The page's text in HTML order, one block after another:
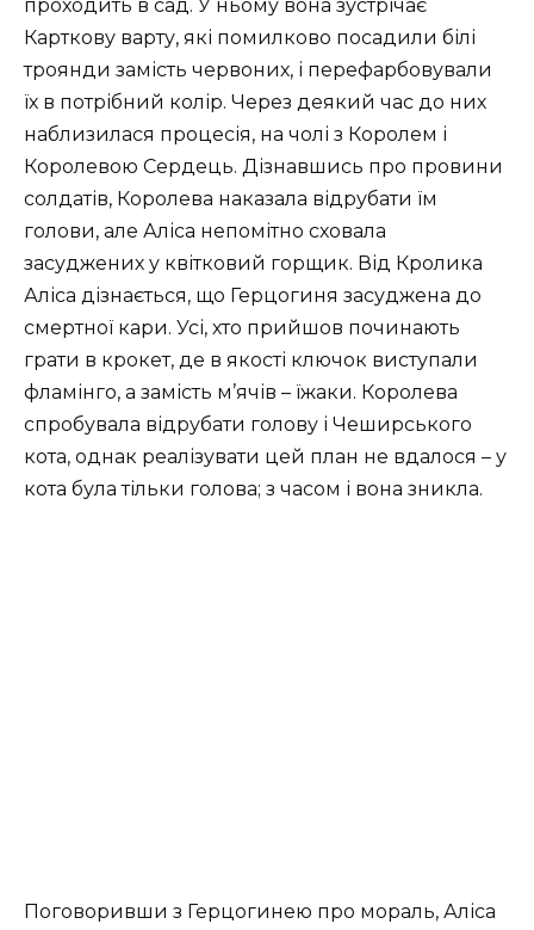
проходить в сад. У ньому вона зустрічає
Карткову варту, які помилково посадили білі
троянди замість червоних, і перефарбовували
їх в потрібний колір. Через деякий час до них
наблизилася процесія, на чолі з Королем і
Королевою Сердець. Дізнавшись про провини
солдатів, Королева наказала відрубати їм
голови, але Аліса непомітно сховала
засуджених у квітковий горщик. Від Кролика
Аліса дізнається, що Герцогиня засуджена до
смертної кари. Усі, хто прийшов починають
грати в крокет, де в якості ключок виступали
фламінго, а замість м’ячів – їжаки. Королева
спробувала відрубати голову і Чеширського
кота, однак реалізувати цей план не вдалося – у
кота була тільки голова; з часом і вона зникла.
Поговоривши з Герцогинею про мораль, Аліса